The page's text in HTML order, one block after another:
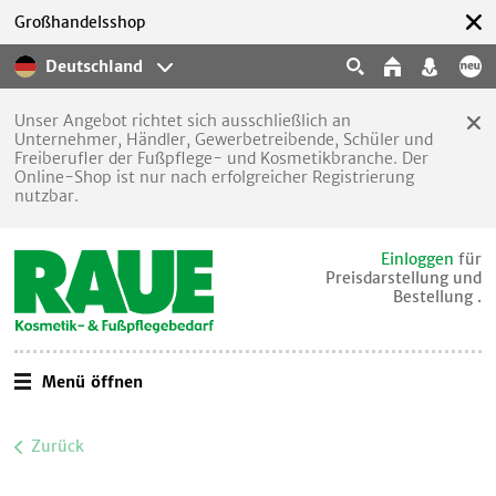
Deutschland
Großhandelsshop
Unser Angebot richtet sich ausschließlich an
Unternehmer, Händler, Gewerbetreibende, Schüler und
Freiberufler der Fußpflege- und Kosmetikbranche. Der
Online-Shop ist nur nach erfolgreicher Registrierung
nutzbar.
Einloggen für
Preisdarstellung und
Bestellung .
Menü öffnen
Zurück